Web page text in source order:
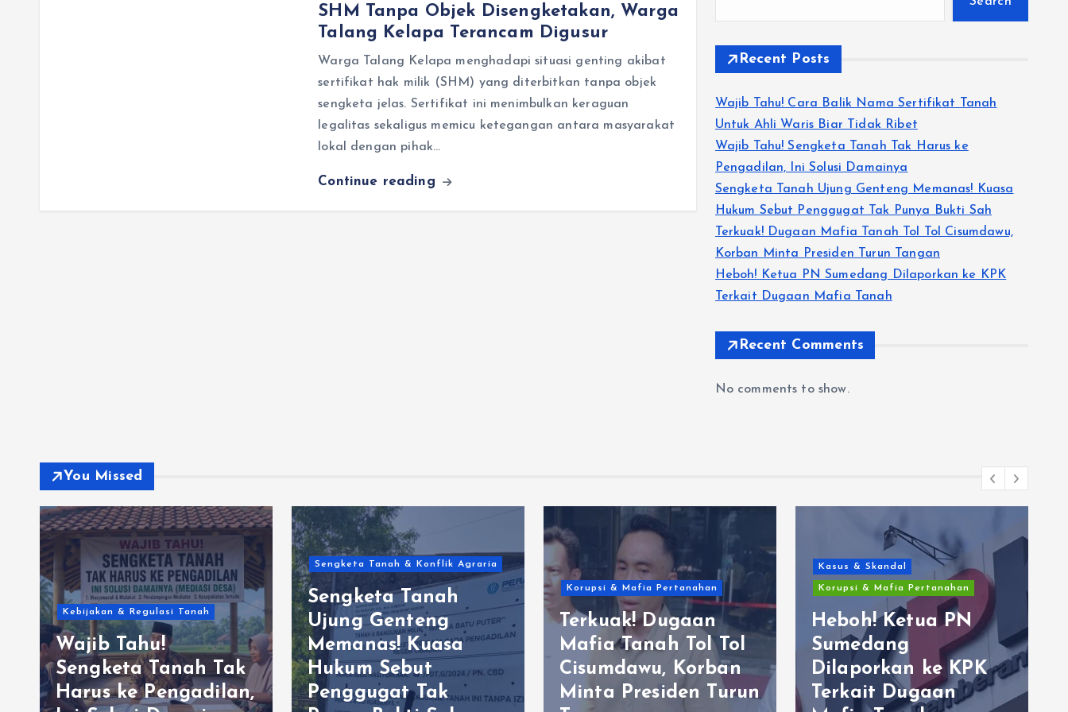
SHM Tanpa Objek Disengketakan, Warga
Talang Kelapa Terancam Digusur
Warga Talang Kelapa menghadapi situasi genting akibat
sertifikat hak milik (SHM) yang diterbitkan tanpa objek
sengketa jelas. Sertifikat ini menimbulkan keraguan
legalitas sekaligus memicu ketegangan antara masyarakat
lokal dengan pihak…
Continue reading
Recent Posts
Wajib Tahu! Cara Balik Nama Sertifikat Tanah
Untuk Ahli Waris Biar Tidak Ribet
Wajib Tahu! Sengketa Tanah Tak Harus ke
Pengadilan, Ini Solusi Damainya
Sengketa Tanah Ujung Genteng Memanas! Kuasa
Hukum Sebut Penggugat Tak Punya Bukti Sah
Terkuak! Dugaan Mafia Tanah Tol Tol Cisumdawu,
Korban Minta Presiden Turun Tangan
Heboh! Ketua PN Sumedang Dilaporkan ke KPK
Terkait Dugaan Mafia Tanah
Recent Comments
No comments to show.
You Missed
Kebijakan & Regulasi Tanah
Wajib Tahu!
Sengketa Tanah Tak
Harus ke Pengadilan,
Sengketa Tanah & Konflik Agraria
Sengketa Tanah
Ujung Genteng
Memanas! Kuasa
Hukum Sebut
Penggugat Tak
Korupsi & Mafia Pertanahan
Terkuak! Dugaan
Mafia Tanah Tol Tol
Cisumdawu, Korban
Minta Presiden Turun
Kasus & Skandal
Korupsi & Mafia Pertanahan
Heboh! Ketua PN
Sumedang
Dilaporkan ke KPK
Terkait Dugaan